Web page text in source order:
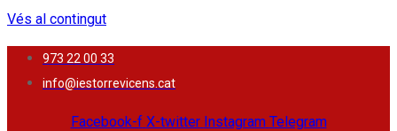
Vés al contingut
973 22 00 33
info@iestorrevicens.cat
Facebook-f X-twitter Instagram Telegram